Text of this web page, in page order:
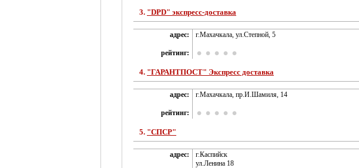
3. "DPD" экспресс-доставка
адрес: г.Махачкала, ул.Степной, 5
рейтинг:
4. "ГАРАНТПОСТ" Экспресс доставка
адрес: г.Махачкала, пр.И.Шамиля, 14
рейтинг:
5. "СПСР"
адрес:
г.Каспийск
ул.Ленина 18